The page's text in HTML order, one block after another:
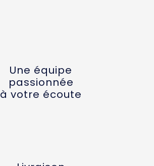
Une équipe
passionnée
à votre écoute